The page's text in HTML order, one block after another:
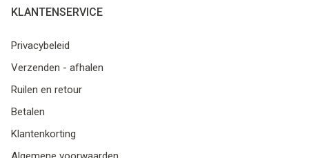
KLANTENSERVICE
Privacybeleid
Verzenden - afhalen
Ruilen en retour
Betalen
Klantenkorting